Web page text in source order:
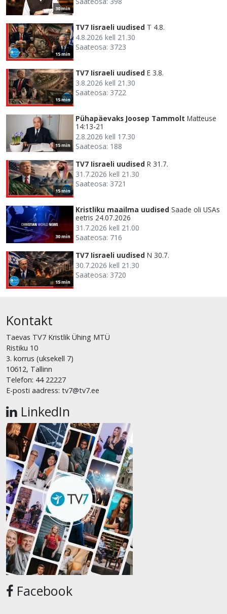
30 min
15 min
TV7 Iisraeli uudised T 4.8.
4.8.2026 kell 21.30
Saateosa: 3723
15 min
TV7 Iisraeli uudised E 3.8.
3.8.2026 kell 21.30
Saateosa: 3722
15 min
Pühapäevaks Joosep Tammolt Matteuse
14:13-21
2.8.2026 kell 17.30
Saateosa: 188
15 min
TV7 Iisraeli uudised R 31.7.
31.7.2026 kell 21.30
Saateosa: 3721
30 min
Kristliku maailma uudised Saade oli USAs
eetris 24.07.2026
31.7.2026 kell 21.00
Saateosa: 716
15 min
TV7 Iisraeli uudised N 30.7.
30.7.2026 kell 21.30
Saateosa: 3720
Kontakt
Taevas TV7 Kristlik Ühing MTÜ
Ristiku 10
3. korrus (uksekell 7)
10612, Tallinn
Telefon: 44 22227
E-posti aadress: tv7@tv7.ee
LinkedIn
Facebook